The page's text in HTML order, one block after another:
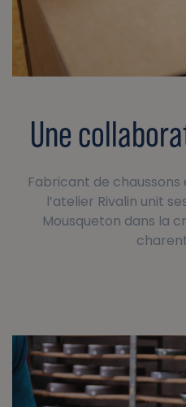
Une
Fabricant de
l’atelier Rivalin unit
Mousqueton dans la